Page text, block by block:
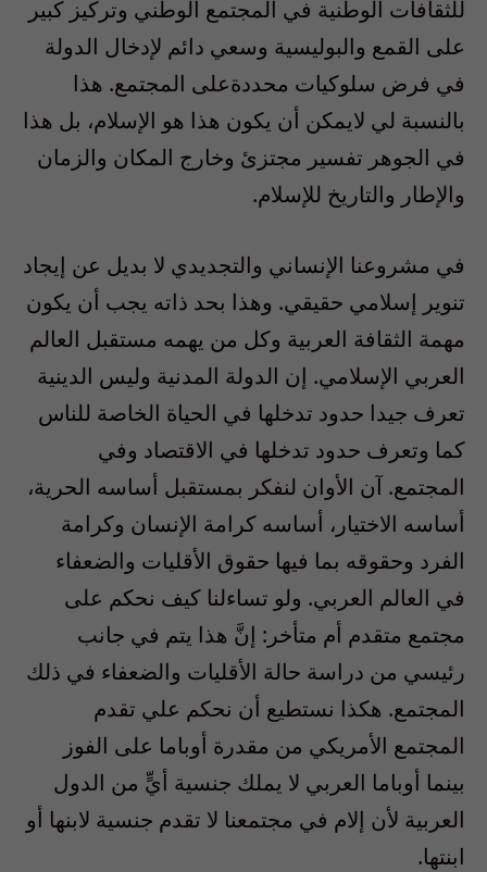
للثقافات الوطنية في المجتمع الوطني وتركيز كبير
على القمع والبوليسية وسعي دائم لإدخال الدولة
في فرض سلوكيات محددةعلى المجتمع. هذا
بالنسبة لي لايمكن أن يكون هذا هو الإسلام، بل هذا
في الجوهر تفسير مجتزئ وخارج المكان والزمان
والإطار والتاريخ للإسلام.
في مشروعنا الإنساني والتجديدي لا بديل عن إيجاد
تنوير إسلامي حقيقي. وهذا بحد ذاته يجب أن يكون
مهمة الثقافة العربية وكل من يهمه مستقبل العالم
العربي الإسلامي. إن الدولة المدنية وليس الدينية
تعرف جيدا حدود تدخلها في الحياة الخاصة للناس
كما وتعرف حدود تدخلها في الاقتصاد وفي
المجتمع. آن الأوان لنفكر بمستقبل أساسه الحرية،
أساسه الاختيار، أساسه كرامة الإنسان وكرامة
الفرد وحقوقه بما فيها حقوق الأقليات والضعفاء
في العالم العربي. ولو تساءلنا كيف نحكم على
مجتمع متقدم أم متأخر: إنَّ هذا يتم في جانب
رئيسي من دراسة حالة الأقليات والضعفاء في ذلك
المجتمع. هكذا نستطيع أن نحكم علي تقدم
المجتمع الأمريكي من مقدرة أوباما على الفوز
بينما أوباما العربي لا يملك جنسية أيٍّ من الدول
العربية لأن إلام في مجتمعنا لا تقدم جنسية لابنها أو
ابنتها.